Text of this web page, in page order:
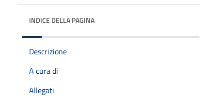
INDICE DELLA PAGINA
Descrizione
A cura di
Allegati